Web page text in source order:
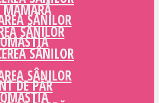
SÂNILOR
DE PĂR
MAMARĂ
SÂNILOR
SÂNILOR
SÂNILOR